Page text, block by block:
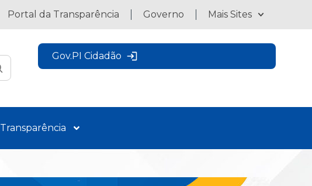
Portal da Transparência Governo Mais Sites
Gov.PI Cidadão
Transparência